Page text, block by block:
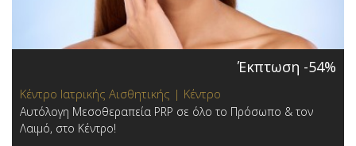
Έκπτωση -54%
Κέντρο Ιατρικής Αισθητικής | Κέντρο
Αυτόλογη Μεσοθεραπεία PRP σε όλο το Πρόσωπο & τον
Λαιμό, στο Κέντρο!